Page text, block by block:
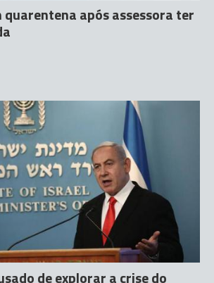
após assessora ter
de explorar a crise do